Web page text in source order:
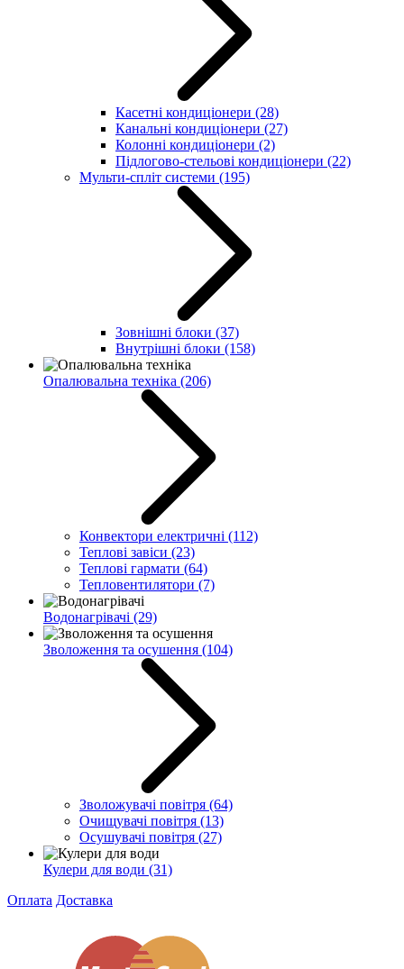
Касетні кондиціонери (28)
Канальні кондиціонери (27)
Колонні кондиціонери (2)
Підлогово-стельові кондиціонери (22)
Мульти-спліт системи (195)
Зовнішні блоки (37)
Внутрішні блоки (158)
Опалювальна техніка (206)
Конвектори електричні (112)
Теплові завіси (23)
Теплові гармати (64)
Тепловентилятори (7)
Водонагрівачі (29)
Зволоження та осушення (104)
Зволожувачі повітря (64)
Очищувачі повітря (13)
Осушувачі повітря (27)
Кулери для води (31)
Оплата Доставка